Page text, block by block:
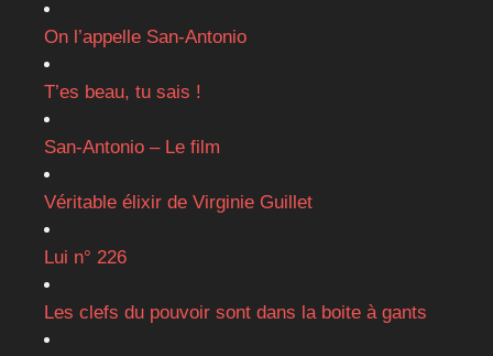
On l’appelle San-Antonio
T’es beau, tu sais !
San-Antonio – Le film
Véritable élixir de Virginie Guillet
Lui n° 226
Les clefs du pouvoir sont dans la boite à gants